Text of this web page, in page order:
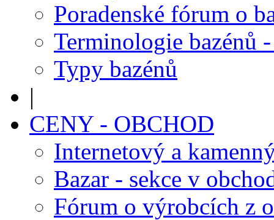
Poradenské fórum o
Terminologie bazénů
Typy bazénů
|
CENY - OBCHOD
Internetový a
Bazar - sekce v
Fórum o výrobcích z